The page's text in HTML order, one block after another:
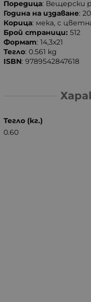
Поредица: Вещерски
Година на издаване:
Корица: мека, с
Брой страници: 512
Формат: 14,3х21
Тегло: 0.561 kg
ISBN: 9789542847618
Тегло (кг.)
0.60